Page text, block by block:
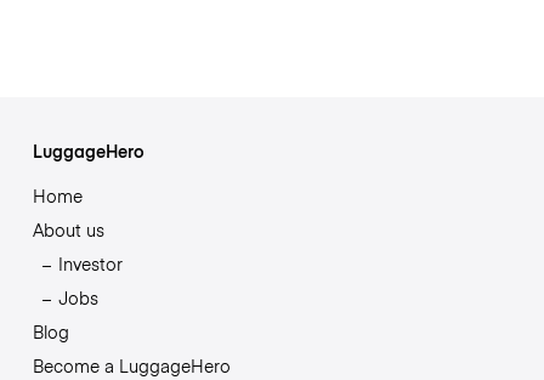
LuggageHero
Home
About us
Investor
Jobs
Blog
Become a LuggageHero